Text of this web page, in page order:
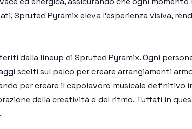
Spruted Pyramix eleva l'esperienza visiva,
dalla lineup di Spruted Pyramix. Ogni
scelti sul palco per creare arrangiamenti
per creare il capolavoro musicale definitivo
della creatività e del ritmo. Tuffati in